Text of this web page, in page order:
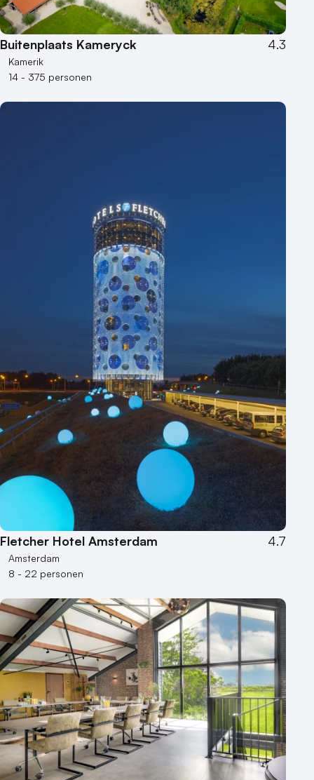
Theater
Varende locatie
Buitenplaats Kameryck 4.3
Kamerik
14 - 375 personen
Fletcher Hotel Amsterdam 4.7
Amsterdam
8 - 22 personen